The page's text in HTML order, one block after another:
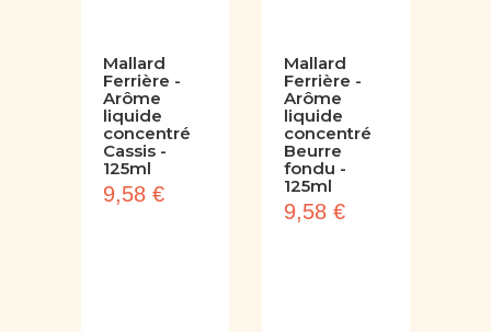
Mallard
Ferrière -
Arôme
liquide
concentré
Cassis -
125ml
Mallard
Ferrière -
Arôme
liquide
concentré
Beurre
fondu -
125ml